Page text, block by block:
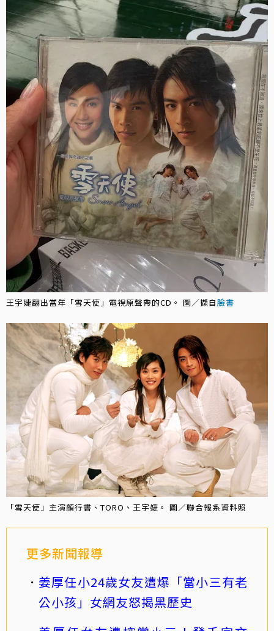
王宇婕翻出當年「雪天使」電視原聲帶的CD。 圖／擷自臉書
「雪天使」主演顏行書、TORO、王宇婕。 圖／聯合報系資料照
更多新聞報導
姜厚任小24歲女友遭爆「當小三有老
公小孩」女網友怒揭黑歷史